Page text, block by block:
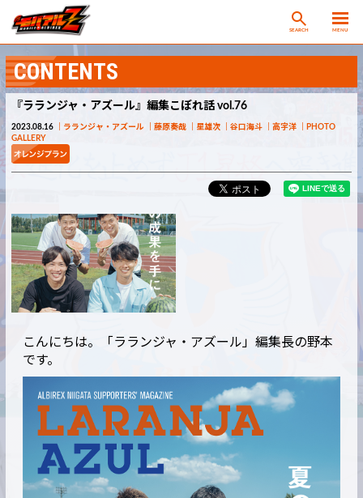
SEARCH MENU
CONTENTS
『ラランジャ・アズール』編集こぼれ話 vol.76
2023.08.16 ラランジャ・アズール 藤原奏哉 星雄次 谷口海斗 高宇洋
PHOTO
GALLERY
こんにちは。「ラランジャ・アズール」編集長の野本
です。